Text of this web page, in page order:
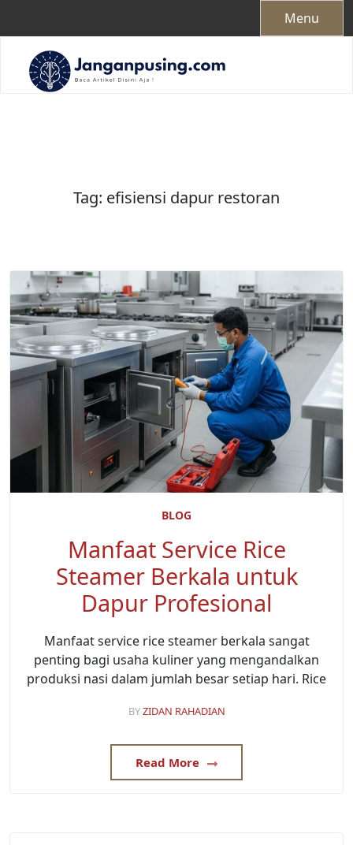
content
Menu
Tag: efisiensi dapur restoran
BLOG
Manfaat Service Rice
Steamer Berkala untuk
Dapur Profesional
Manfaat service rice steamer berkala sangat
penting bagi usaha kuliner yang mengandalkan
produksi nasi dalam jumlah besar setiap hari. Rice
BYZIDAN RAHADIAN
Read More